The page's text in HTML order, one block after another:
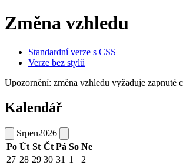
Změna vzhledu
Standardní verze s CSS
Verze bez stylů
Upozornění: změna vzhledu vyžaduje zapnuté
Kalendář
Srpen2026
Po Út St Čt Pá So Ne
27 28 29 30 31 1
2